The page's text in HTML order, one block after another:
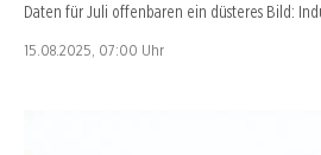
Daten für Juli offenbaren ein düsteres Bild:
15.08.2025, 07:00 Uhr